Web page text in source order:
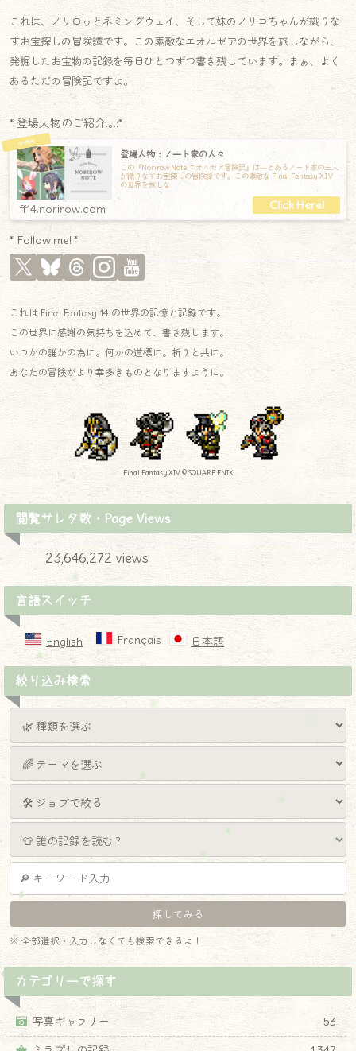
これは、ノリロゥとネミングウェイ、そして妹のノリコちゃんが織りな
すお宝探しの冒険譚です。この素敵なエオルゼアの世界を旅しながら、
発掘したお宝物の記録を毎日ひとつずつ書き残しています。まぁ、よく
あるただの冒険記ですよ。
* 登場人物のご紹介.｡.:*
登場人物：ノート家の人々
この『Norirow Note エオルゼア冒険記』は―とあるノート家の三人
が織りなすお宝探しの冒険譚です。この素敵な Final Fantasy XIV
の世界を旅しな
ff14.norirow.com
* Follow me! *
これは Final Fantasy 14 の世界の記憶と記録です。
この世界に感謝の気持ちを込めて、書き残します。
いつかの誰かの為に。何かの道標に。祈りと共に。
あなたの冒険がより幸多きものとなりますように。
Final Fantasy XIV © SQUARE ENIX
閲覧サレタ数・Page Views
23,646,272 views
言語スイッチ
English Français 日本語
絞り込み検索
※ 全部選択・入力しなくても検索できるよ！
カテゴリーで探す
写真ギャラリー
53